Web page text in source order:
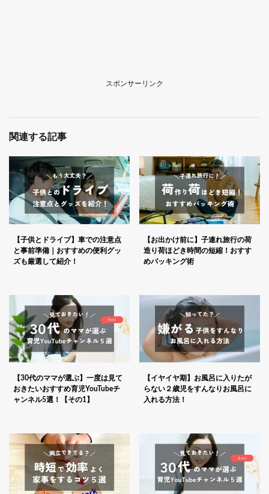
スポンサーリンク
関連する記事
【子供とドライブ】車での注意点
と事前準備｜おすすめの便利グッ
ズも厳選して紹介！
【お出かけ前に】子連れ旅行の荷
造り荷ほどき時間の短縮！おすす
めパッキング術
【30代のママが選ぶ】一度は見て
おきたいおすすめ育児YouTubeチ
ャンネル5選！【その1】
【イヤイヤ期】お風呂に入りたが
らない２歳児をすんなりお風呂に
入れる方法！